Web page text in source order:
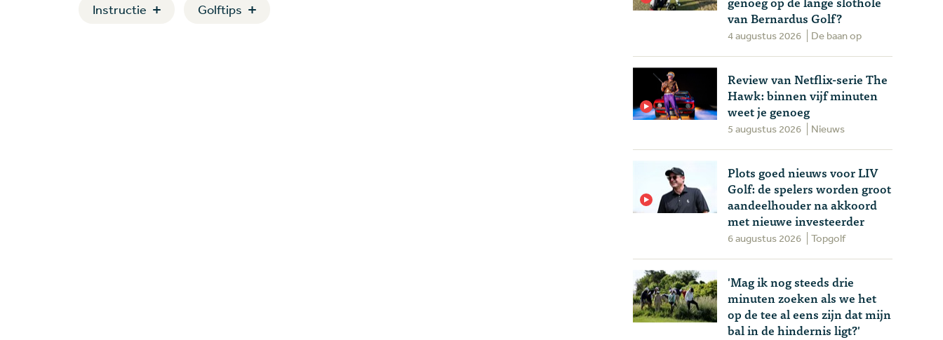
Instructie Golftips
van Bernardus Golf?
4 augustus 2026 De baan op
Review van Netflix-serie The
Hawk: binnen vijf minuten
weet je genoeg
5 augustus 2026 Nieuws
Plots goed nieuws voor LIV
Golf: de spelers worden groot
aandeelhouder na akkoord
met nieuwe investeerder
6 augustus 2026 Topgolf
'Mag ik nog steeds drie
minuten zoeken als we het
op de tee al eens zijn dat mijn
bal in de hindernis ligt?'